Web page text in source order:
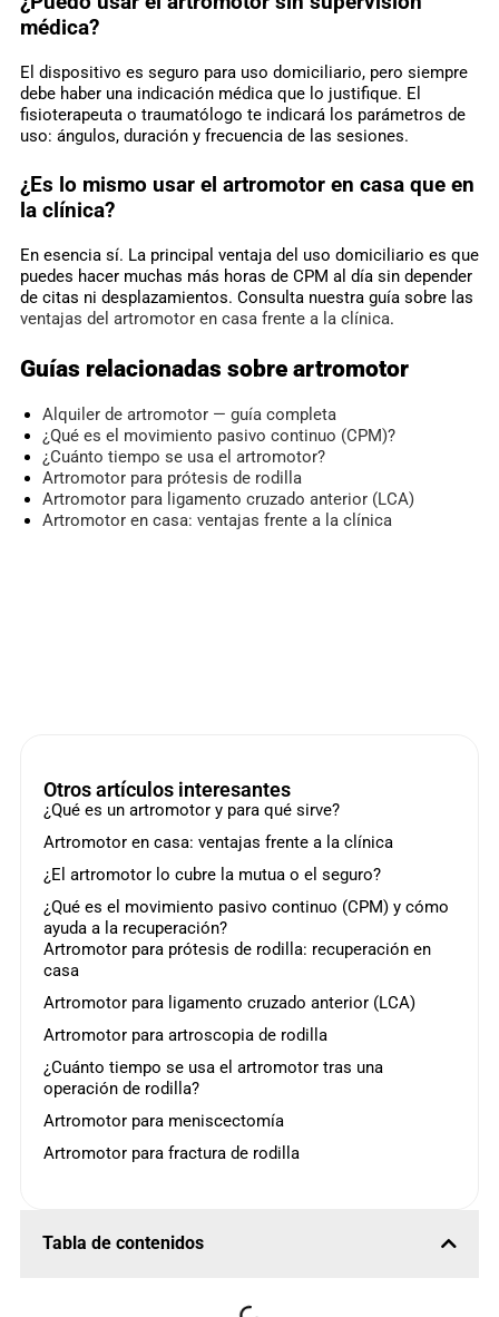
médica?
El dispositivo es seguro para uso domiciliario, pero siempre
debe haber una indicación médica que lo justifique. El
fisioterapeuta o traumatólogo te indicará los parámetros de
uso: ángulos, duración y frecuencia de las sesiones.
¿Es lo mismo usar el artromotor en casa que en
la clínica?
En esencia sí. La principal ventaja del uso domiciliario es que
puedes hacer muchas más horas de CPM al día sin depender
de citas ni desplazamientos. Consulta nuestra guía sobre las
ventajas del artromotor en casa frente a la clínica.
Guías relacionadas sobre artromotor
Alquiler de artromotor — guía completa
¿Qué es el movimiento pasivo continuo (CPM)?
¿Cuánto tiempo se usa el artromotor?
Artromotor para prótesis de rodilla
Artromotor para ligamento cruzado anterior (LCA)
Artromotor en casa: ventajas frente a la clínica
Tabla de contenidos
Otros artículos interesantes
¿Qué es un artromotor y para qué sirve?
Artromotor en casa: ventajas frente a la clínica
¿El artromotor lo cubre la mutua o el seguro?
¿Qué es el movimiento pasivo continuo (CPM) y cómo
ayuda a la recuperación?
Artromotor para prótesis de rodilla: recuperación en
casa
Artromotor para ligamento cruzado anterior (LCA)
Artromotor para artroscopia de rodilla
¿Cuánto tiempo se usa el artromotor tras una
operación de rodilla?
Artromotor para meniscectomía
Artromotor para fractura de rodilla